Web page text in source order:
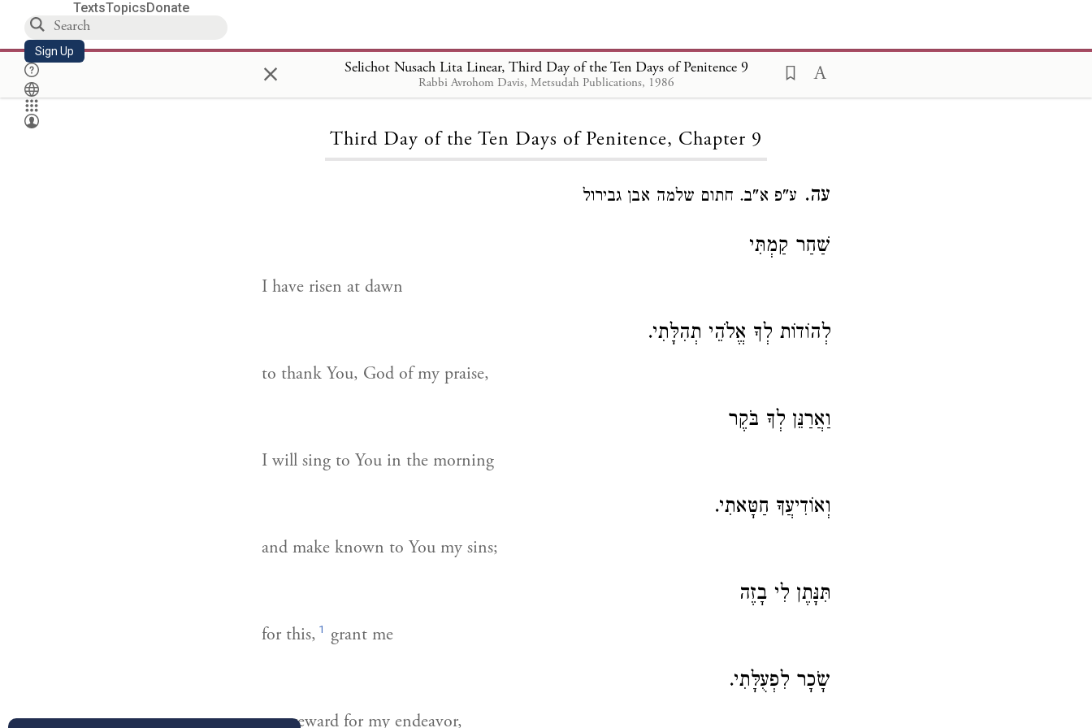
TextsTopicsDonate
Sign Up × Selichot Nusach Lita Linear, Third Day of the Ten Days of Penitence 9
Rabbi Avrohom Davis, Metsudah Publications, 1986
Loading...
Third Day of the Ten Days of Penitence, Chapter 9
עה. ע"פ א"ב. חתום שלמה אבן גבירול
שַׁחַר קַמְתִּי
I have risen at dawn
לְהוֹדוֹת לְךָ אֱלֹהֵי תְהִלָּתִי.
to thank You, God of my praise,
וַאֲרַנֵּן לְךָ בֹּקֶר
I will sing to You in the morning
וְאוֹדִיעֲךָ חַטָּאתִי.
and make known to You my sins;
תִּנָּתֶן לִי בָזֶה
for this, 1 grant me
שָֹכָר לִפְעֻלָּתִי.
as a reward for my endeavor,